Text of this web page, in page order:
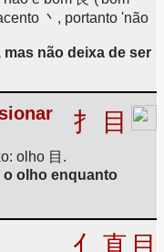
丶, portanto 'não
não deixa de ser
扌 目
olho 目.
o olho enquanto
亻 直 目